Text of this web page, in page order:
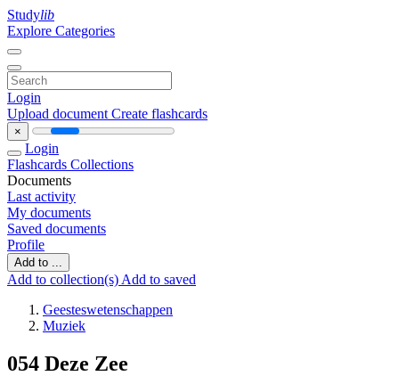
Studylib
Explore Categories
Login
Upload document Create flashcards
×
Login
Flashcards Collections
Documents
Last activity
My documents
Saved documents
Profile
Add to ...
Add to collection(s) Add to saved
Geesteswetenschappen
Muziek
054 Deze Zee